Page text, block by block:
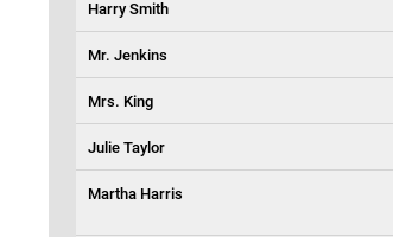
Harry Smith
Mr. Jenkins
Mrs. King
Julie Taylor
Martha Harris